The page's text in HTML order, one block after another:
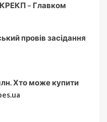
– Главком
провів засідання
Хто може купити